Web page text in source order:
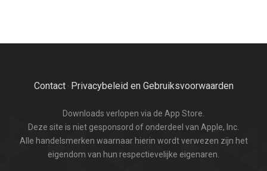
Contact· Privacybeleid en Gebruiksvoorwaarden
Downloads verlopen via de App Store.
Deze site is niet gesponsord of onderdeel van Apple, Inc.
Alle handelsmerken waarnaar hierin wordt verwezen zijn het
eigendom van hun respectievelijke eigenaren.